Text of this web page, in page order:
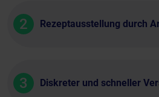
2 Rezeptausstellung durch
3 Diskreter und schneller